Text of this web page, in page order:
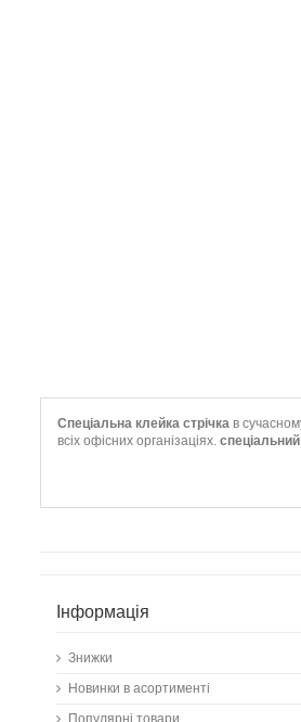
Спеціальна клейка стрічка в
всіх офісних організаціях.
Інформація
Знижки
Новинки в асортименті
Популярні товари